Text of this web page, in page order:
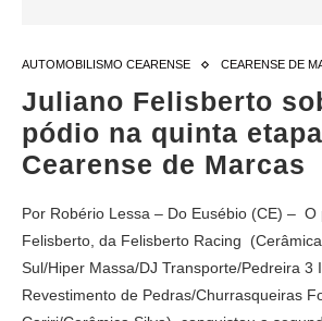
AUTOMOBILISMO CEARENSE CEARENSE DE
Juliano Felisberto
pódio na quinta
Cearense de Marcas
Por Robério Lessa – Do Eusébio (CE) – O
Felisberto, da Felisberto Racing
Sul/Hiper Massa/DJ Transporte/Pedreira 3
Revestimento de Pedras/Churrasqueiras